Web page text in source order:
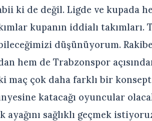
ki de değil. Ligde ve kupada
kupanın iddialı takımları.
düşünüyorum.
hem de Trabzonspor
maç çok daha farklı bir
katacağı oyuncular
ayağını sağlıklı geçmek